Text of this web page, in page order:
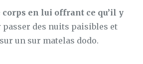
corps en lui offrant ce qu’il y
passer des nuits paisibles et
un sur matelas dodo.